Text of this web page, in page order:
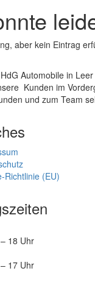
aber kein Eintrag
Automobile in
Kunden im
und zum Team
Richtlinie (EU)
18 Uhr
17 Uhr